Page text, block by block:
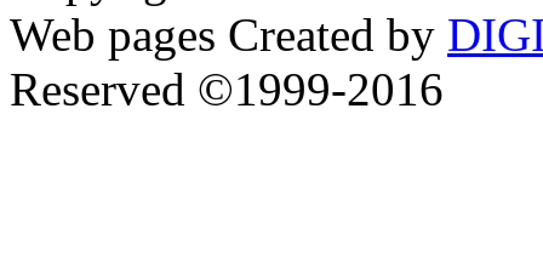
Web pages Created by
Reserved ©1999-2016